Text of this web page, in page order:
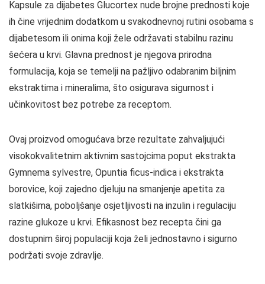
Kapsule za dijabetes Glucortex nude brojne prednosti koje
ih čine vrijednim dodatkom u svakodnevnoj rutini osobama s
dijabetesom ili onima koji žele održavati stabilnu razinu
šećera u krvi. Glavna prednost je njegova prirodna
formulacija, koja se temelji na pažljivo odabranim biljnim
ekstraktima i mineralima, što osigurava sigurnost i
učinkovitost bez potrebe za receptom.
Ovaj proizvod omogućava brze rezultate zahvaljujući
visokokvalitetnim aktivnim sastojcima poput ekstrakta
Gymnema sylvestre, Opuntia ficus-indica i ekstrakta
borovice, koji zajedno djeluju na smanjenje apetita za
slatkišima, poboljšanje osjetljivosti na inzulin i regulaciju
razine glukoze u krvi. Efikasnost bez recepta čini ga
dostupnim široj populaciji koja želi jednostavno i sigurno
podržati svoje zdravlje.